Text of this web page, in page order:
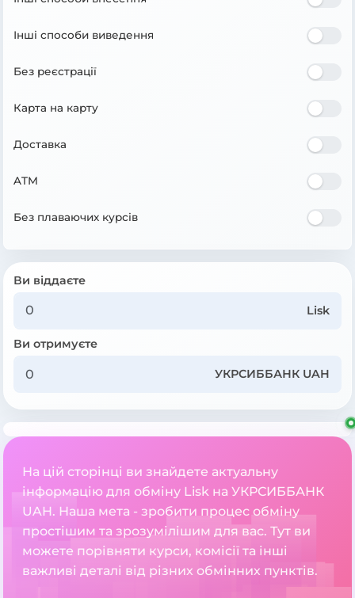
Інші способи виведення
Без реєстрації
Карта на карту
Доставка
ATM
Без плаваючих курсів
Ви віддаєте
Lisk
Ви отримуєте
УКРСИББАНК UAH
На цій сторінці ви знайдете актуальну
інформацію для обміну Lisk на УКРСИББАНК
UAH. Наша мета - зробити процес обміну
простішим та зрозумілішим для вас. Тут ви
можете порівняти курси, комісії та інші
важливі деталі від різних обмінних пунктів.